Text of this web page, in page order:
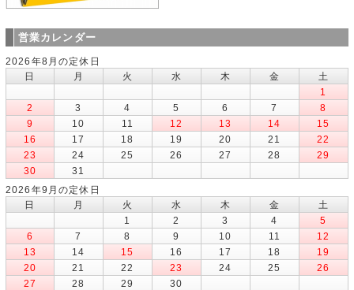
営業カレンダー
2026年8月の定休日
日
月 火 水 木 金
土
1
2
3 4 5 6 7
8
9
10 11 12 13 14
15
16
17 18 19 20 21
22
23
24 25 26 27 28
29
30
31
2026年9月の定休日
日
月 火 水 木 金
土
1
2 3 4
5
6
7 8 9 10 11
12
13
14 15 16 17 18
19
20
21 22 23 24 25
26
27
28 29
30